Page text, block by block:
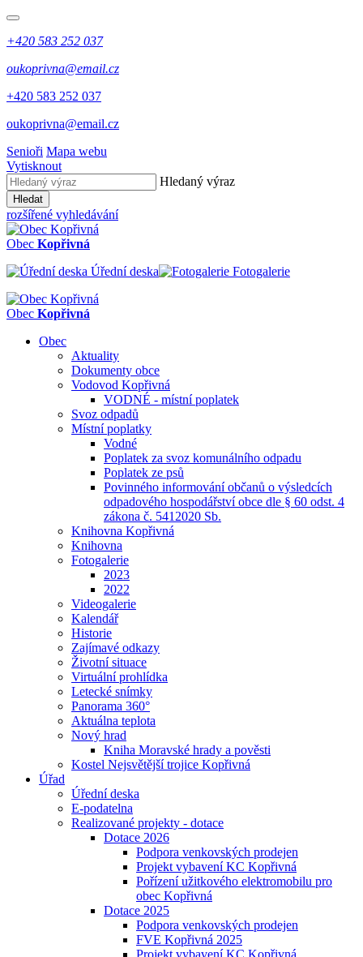
+420 583 252 037
oukoprivna@email.cz
+420 583 252 037
oukoprivna@email.cz
Senioři Mapa webu
Vytisknout
Hledaný výraz
Hledat
rozšířené vyhledávání
Obec Kopřivná
Úřední deska
Fotogalerie
Obec Kopřivná
Obec
Aktuality
Dokumenty obce
Vodovod Kopřivná
VODNÉ - místní poplatek
Svoz odpadů
Místní poplatky
Vodné
Poplatek za svoz komunálního odpadu
Poplatek ze psů
Povinného informování občanů o výsledcích
odpadového hospodářství obce dle § 60 odst. 4
zákona č. 5412020 Sb.
Knihovna Kopřivná
Knihovna
Fotogalerie
2023
2022
Videogalerie
Kalendář
Historie
Zajímavé odkazy
Životní situace
Virtuální prohlídka
Letecké snímky
Panorama 360°
Aktuálna teplota
Nový hrad
Kniha Moravské hrady a pověsti
Kostel Nejsvětější trojice Kopřivná
Úřad
Úřední deska
E-podatelna
Realizované projekty - dotace
Dotace 2026
Podpora venkovských prodejen
Projekt vybavení KC Kopřivná
Pořízení užitkového elektromobilu pro
obec Kopřivná
Dotace 2025
Podpora venkovských prodejen
FVE Kopřivná 2025
Projekt vybavení KC Kopřivná